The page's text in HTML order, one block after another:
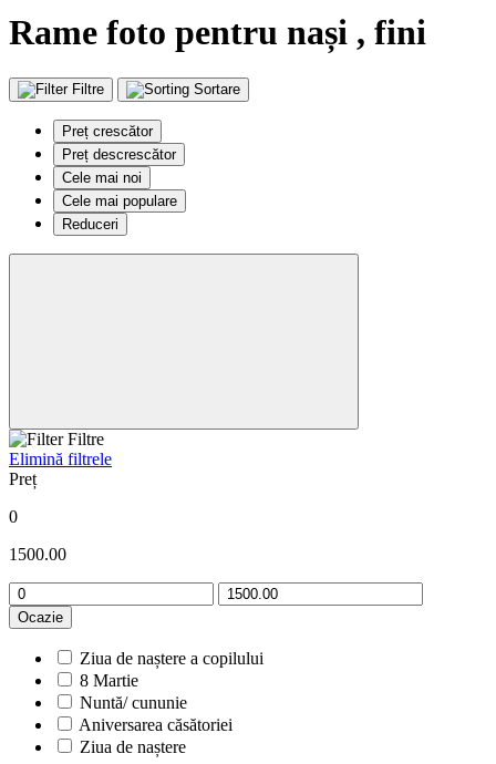
Rame foto pentru nași , fini
Filtre Sortare
Preț crescător
Preț descrescător
Cele mai noi
Cele mai populare
Reduceri
Filtre
Elimină filtrele
Preț
0
1500.00
Ocazie
Ziua de naștere a copilului
8 Martie
Nuntă/ cununie
Aniversarea căsătoriei
Ziua de naștere